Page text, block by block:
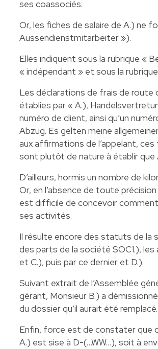
ses coassociés.
Or, les fiches de salaire de A.) ne
Aussendienstmitarbeiter »).
Elles indiquent sous la rubrique «
« indépendant » et sous la
Les déclarations de frais de
établies par « A.),
numéro de client, ainsi qu’un
Abzug. Es gelten meine
aux affirmations de l’appelant,
sont plutôt de nature à établir que
D’ailleurs, hormis un nombre de
Or, en l’absence de toute
est difficile de concevoir
ses activités.
Il résulte encore des statuts de la
des parts de la société SOC1.),
et C.), puis par ce dernier et D.).
Suivant extrait de l’Assemblée
gérant, Monsieur B.) a
du dossier qu’il aurait été remplacé.
Enfin, force est de constater que
A.) est sise à D-(…WW…), soit à